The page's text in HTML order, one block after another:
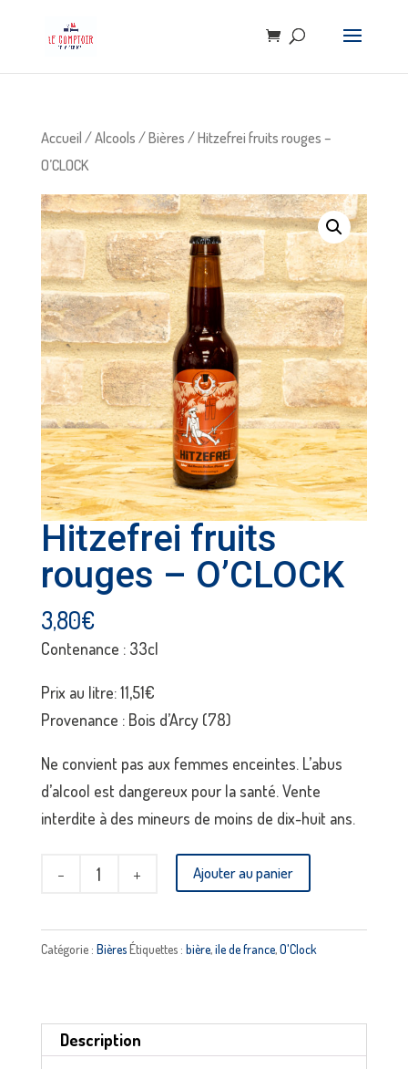
Accueil/Alcools/Bières/ Hitzefrei fruits rouges –
O’CLOCK
Hitzefrei fruits
rouges – O’CLOCK
3,80€
Contenance : 33cl
Prix au litre: 11,51€
Provenance : Bois d’Arcy (78)
Ne convient pas aux femmes enceintes. L’abus
d’alcool est dangereux pour la santé. Vente
interdite à des mineurs de moins de dix-huit ans.
quantité
fruits
O'CLOCK
Ajouter au panier
Catégorie : BièresÉtiquettes : bière,ile de france,O'Clock
Description